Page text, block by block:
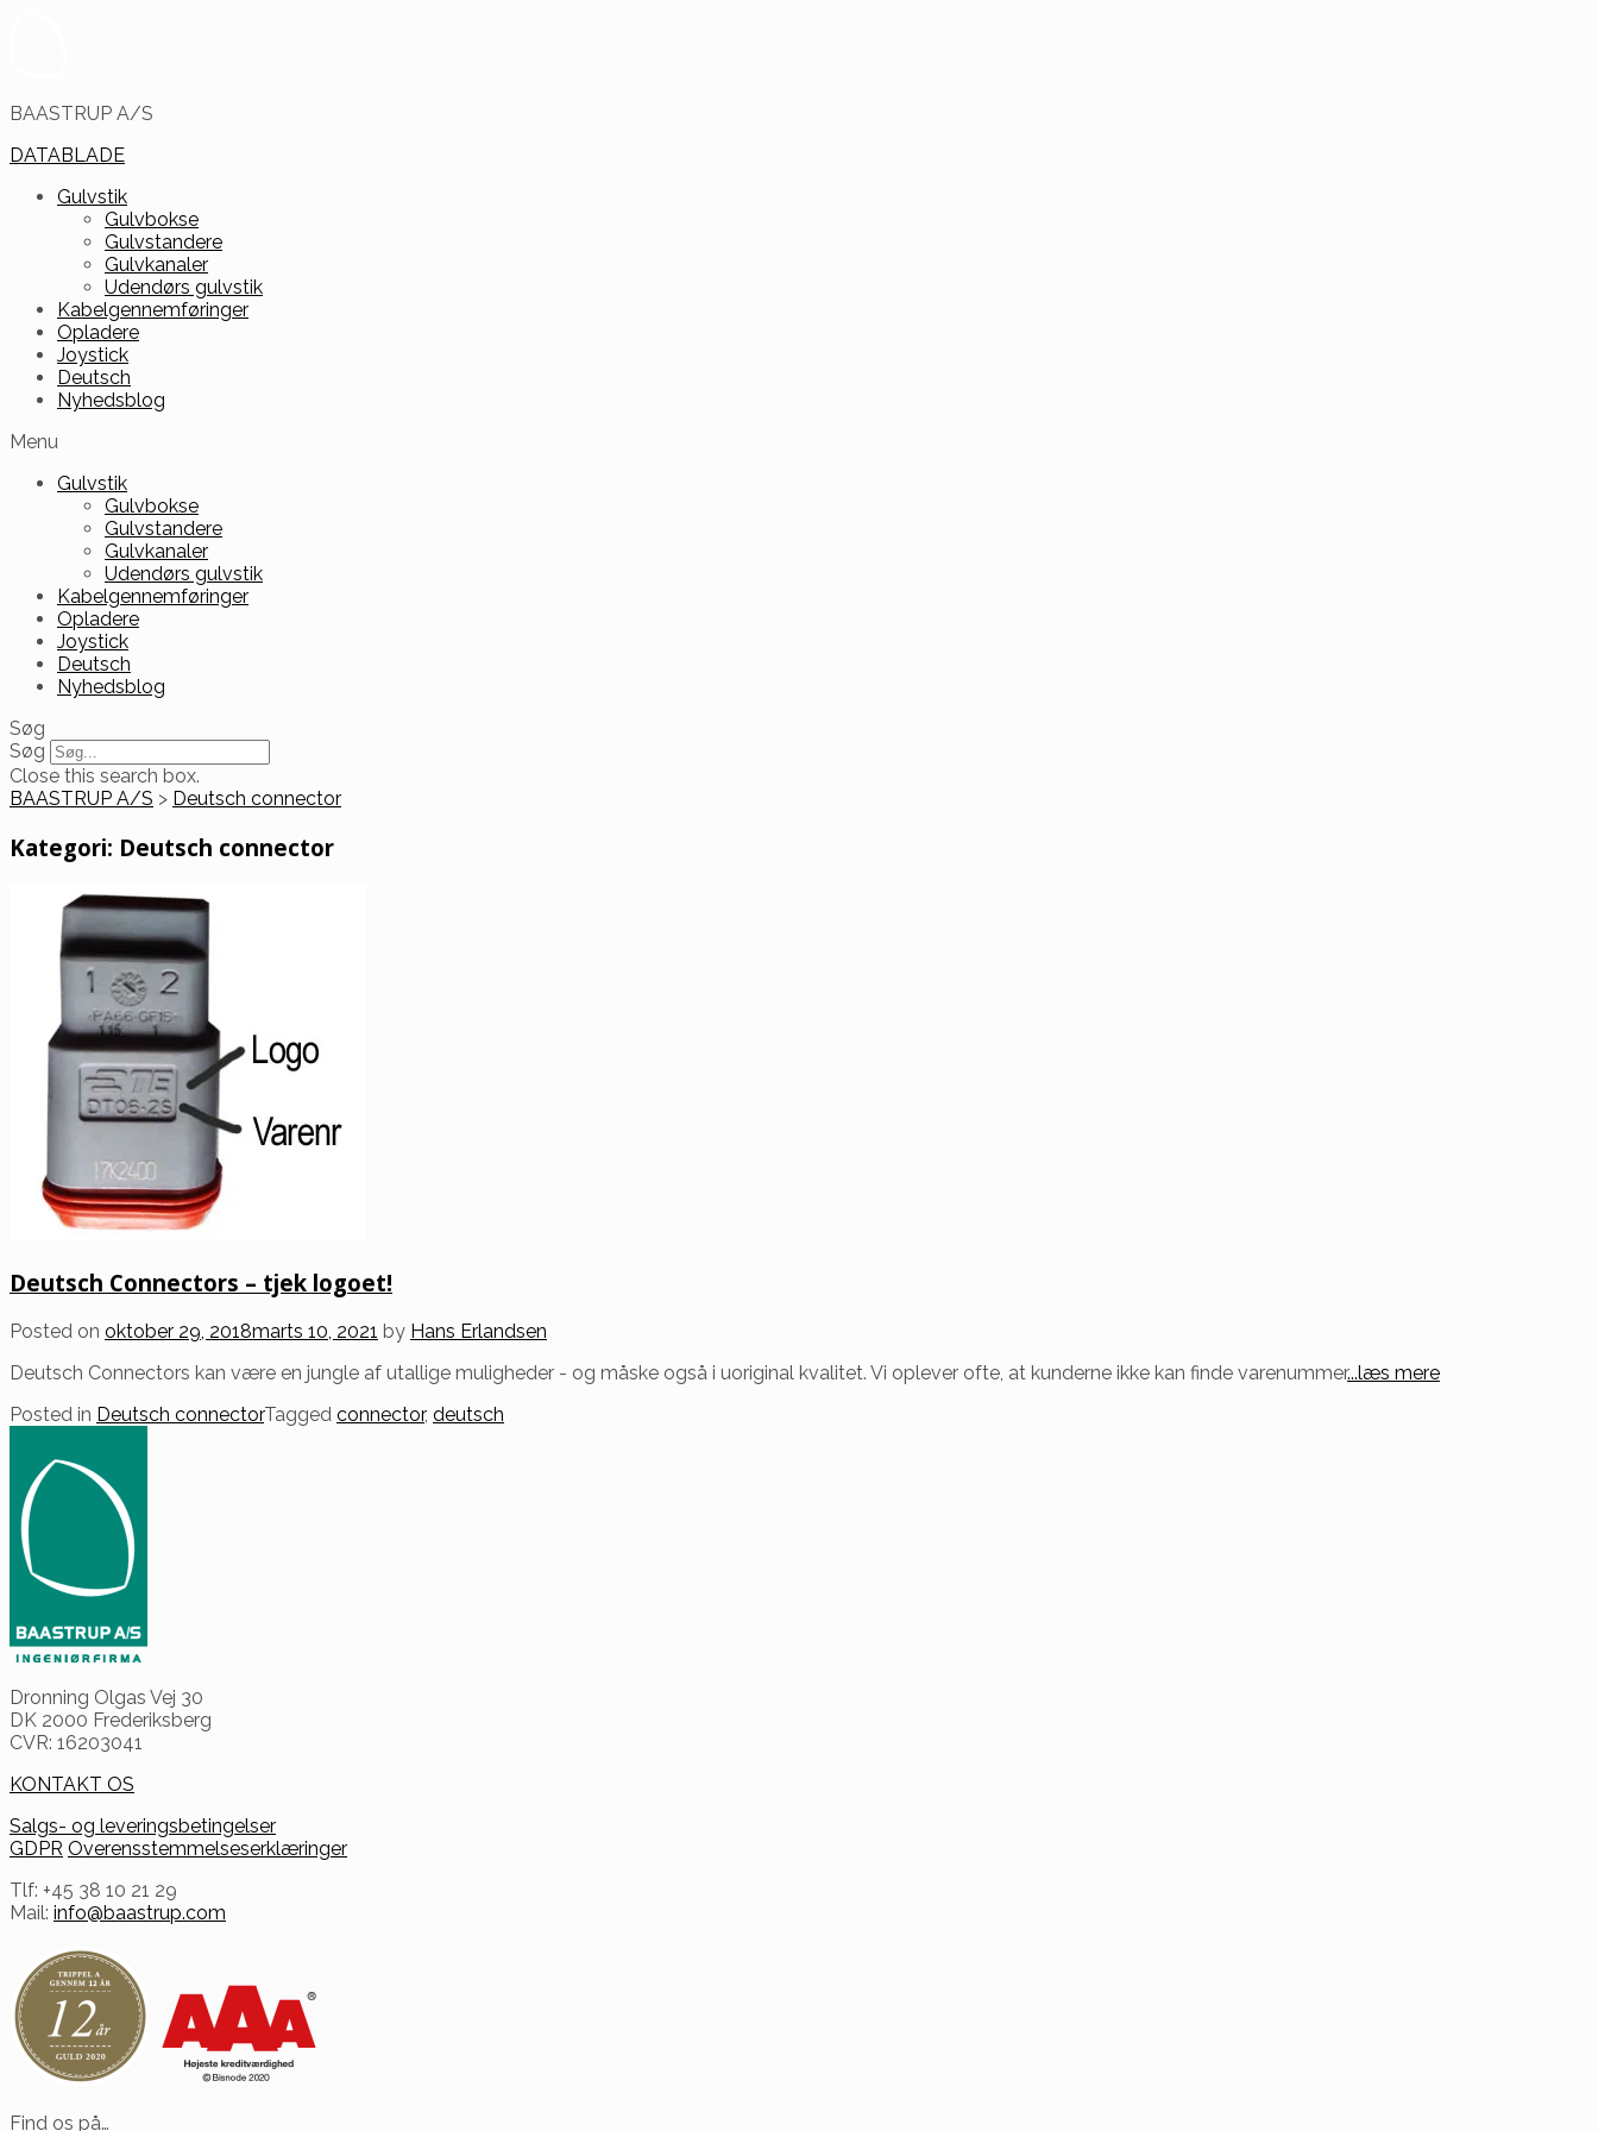
BAASTRUP A/S
DATABLADE
Gulvstik
Gulvbokse
Gulvstandere
Gulvkanaler
Udendørs gulvstik
Kabelgennemføringer
Opladere
Joystick
Deutsch
Nyhedsblog
Menu
Gulvstik
Gulvbokse
Gulvstandere
Gulvkanaler
Udendørs gulvstik
Kabelgennemføringer
Opladere
Joystick
Deutsch
Nyhedsblog
Søg
Søg
Close this search box.
BAASTRUP A/S > Deutsch connector
Kategori: Deutsch connector
Deutsch Connectors – tjek logoet!
Posted on oktober 29, 2018marts 10, 2021 by Hans Erlandsen
Deutsch Connectors kan være en jungle af utallige muligheder - og måske også i uoriginal kvalitet. Vi oplever ofte, at kunderne ikke kan finde varenummer...læs mere
Posted in Deutsch connectorTagged connector, deutsch
Dronning Olgas Vej 30
DK 2000 Frederiksberg
CVR: 16203041
KONTAKT OS
Salgs- og leveringsbetingelser
GDPR Overensstemmelseserklæringer
Tlf: +45 38 10 21 29
Mail: info@baastrup.com
Find os på…